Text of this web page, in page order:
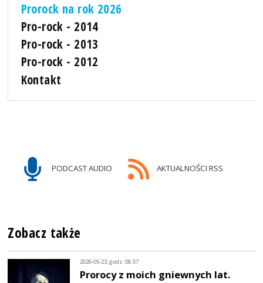
Prorock na rok 2026
Pro-rock - 2014
Pro-rock - 2013
Pro-rock - 2012
Kontakt
PODCAST AUDIO AKTUALNOŚCI RSS
Zobacz także
2026-05-23, godz. 08:57
Prorocy z moich gniewnych lat.